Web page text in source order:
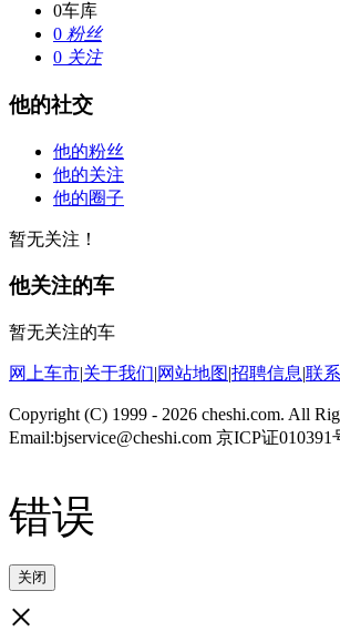
0车库
0 粉丝
0 关注
他的社交
他的粉丝
他的关注
他的圈子
暂无关注！
他关注的车
暂无关注的车
网上车市|关于我们|网站地图|招聘信息|联
Copyright (C) 1999 - 2026 cheshi.com. All
Email:bjservice@cheshi.com 京ICP证010391
错误
关闭
×